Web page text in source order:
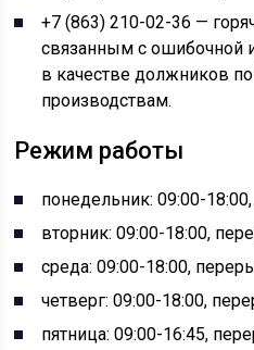
+7 (863) 210-02-36 —
связанным с ошибочной
в качестве должников
производствам.
Режим работы
понедельник: 09:00-
вторник: 09:00-18:00,
среда: 09:00-18:00,
четверг: 09:00-18:00,
пятница: 09:00-16:45,